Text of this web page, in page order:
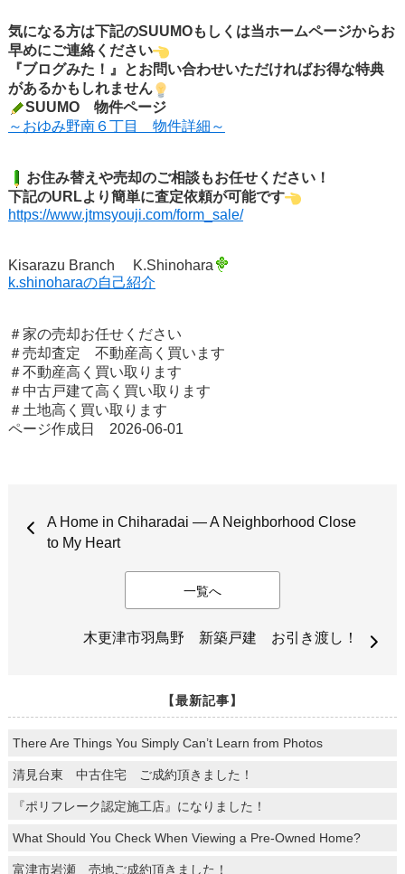
気になる方は下記のSUUMOもしくは当ホームページからお
早めにご連絡ください
『ブログみた！』とお問い合わせいただければお得な特典
があるかもしれません
SUUMO 物件ページ
～おゆみ野南６丁目 物件詳細～
お住み替えや売却のご相談もお任せください！
下記のURLより簡単に査定依頼が可能です
https://www.jtmsyouji.com/form_sale/
Kisarazu Branch K.Shinohara
k.shinoharaの自己紹介
＃家の売却お任せください
＃売却査定 不動産高く買います
＃不動産高く買い取ります
＃中古戸建て高く買い取ります
＃土地高く買い取ります
ページ作成日 2026-06-01
A Home in Chiharadai — A Neighborhood Close
to My Heart
一覧へ
木更津市羽鳥野 新築戸建 お引き渡し！
【最新記事】
There Are Things You Simply Can’t Learn from Photos
清見台東 中古住宅 ご成約頂きました！
『ポリフレーク認定施工店』になりました！
What Should You Check When Viewing a Pre-Owned Home?
富津市岩瀬 売地ご成約頂きました！